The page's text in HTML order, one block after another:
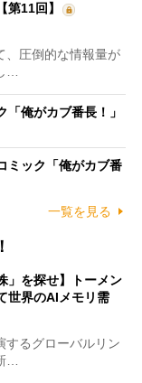
第11回】
圧倒的な情報量が
…
俺がカブ番長！」
ミック「俺がカブ番
一覧を見る
」を探せ】トーメン
世界のAIメモリ需
るグローバルリン
…